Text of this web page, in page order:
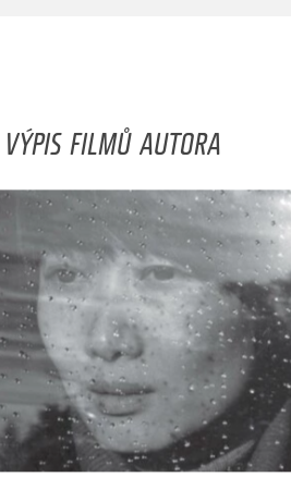
VÝPIS FILMŮ AUTORA